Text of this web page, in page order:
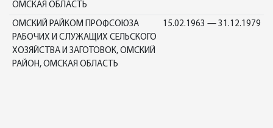
ОМСКАЯ ОБЛАСТЬ
ОМСКИЙ РАЙКОМ ПРОФСОЮЗА
РАБОЧИХ И СЛУЖАЩИХ СЕЛЬСКОГО
ХОЗЯЙСТВА И ЗАГОТОВОК, ОМСКИЙ
РАЙОН, ОМСКАЯ ОБЛАСТЬ
15.02.1963 — 31.12.1979